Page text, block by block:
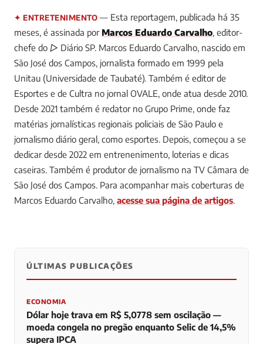
✦ ENTRETENIMENTO — Esta reportagem, publicada há 35
meses, é assinada por Marcos Eduardo Carvalho, editor-
chefe do ▷ Diário SP. Marcos Eduardo Carvalho, nascido em
São José dos Campos, jornalista formado em 1999 pela
Unitau (Universidade de Taubaté). Também é editor de
Esportes e de Cultra no jornal OVALE, onde atua desde 2010.
Desde 2021 também é redator no Grupo Prime, onde faz
matérias jornalísticas regionais policiais de São Paulo e
jornalismo diário geral, como esportes. Depois, começou a se
dedicar desde 2022 em entrenenimento, loterias e dicas
caseiras. Também é produtor de jornalismo na TV Câmara de
São José dos Campos. Para acompanhar mais coberturas de
Marcos Eduardo Carvalho, acesse sua página de artigos.
0 0 0
ÚLTIMAS PUBLICAÇÕES
ECONOMIA
Dólar hoje trava em R$ 5,0778 sem oscilação —
moeda congela no pregão enquanto Selic de 14,5%
supera IPCA